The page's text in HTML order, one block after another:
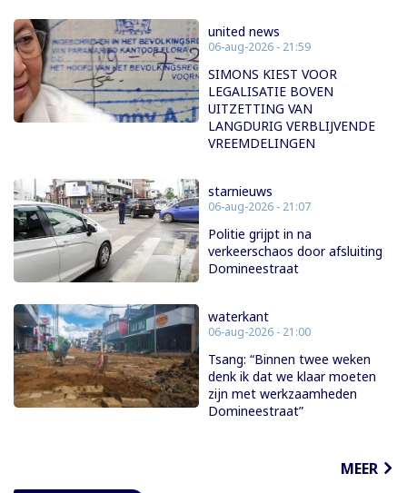
united news
06-aug-2026 - 21:59
SIMONS KIEST VOOR
LEGALISATIE BOVEN
UITZETTING VAN
LANGDURIG VERBLIJVENDE
VREEMDELINGEN
starnieuws
06-aug-2026 - 21:07
Politie grijpt in na
verkeerschaos door afsluiting
Domineestraat
waterkant
06-aug-2026 - 21:00
Tsang: “Binnen twee weken
denk ik dat we klaar moeten
zijn met werkzaamheden
Domineestraat”
MEER